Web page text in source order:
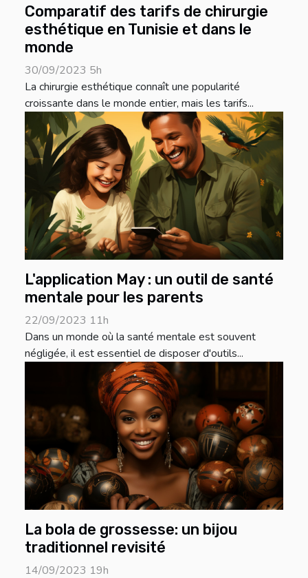
Comparatif des tarifs de chirurgie
esthétique en Tunisie et dans le
monde
30/09/2023 5h
La chirurgie esthétique connaît une popularité
croissante dans le monde entier, mais les tarifs...
L'application May : un outil de santé
mentale pour les parents
22/09/2023 11h
Dans un monde où la santé mentale est souvent
négligée, il est essentiel de disposer d'outils...
La bola de grossesse: un bijou
traditionnel revisité
14/09/2023 19h